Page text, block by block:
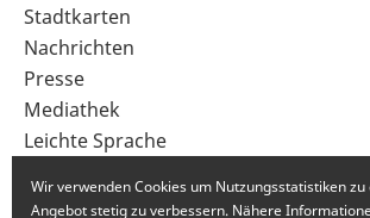
Fußbereich
Stadtkarten
Nachrichten
Presse
Mediathek
Leichte Sprache
Wir verwenden Cookies um Nutzungsstatistiken
Angebot stetig zu verbessern. Nähere